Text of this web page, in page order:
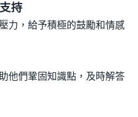
持
力，給予積極的鼓勵和情感
他們鞏固知識點，及時解答